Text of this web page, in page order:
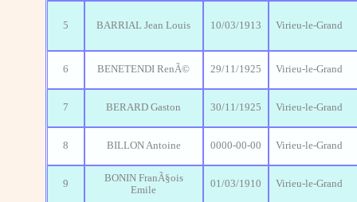
5 BARRIAL Jean Louis 10/03/1913 Virieu-le-Grand
6 BENETENDI RenÃ© 29/11/1925 Virieu-le-Grand
7 BERARD Gaston 30/11/1925 Virieu-le-Grand
8 BILLON Antoine 0000-00-00 Virieu-le-Grand
9
BONIN FranÃ§ois
Emile
01/03/1910 Virieu-le-Grand